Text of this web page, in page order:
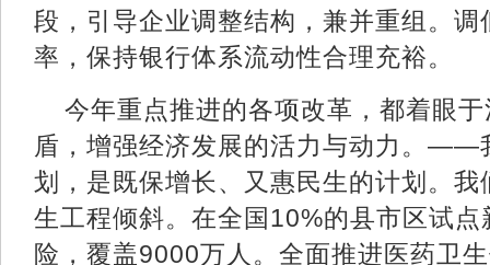
段，引导企业调整结构，兼并重组。
率，保持银行体系流动性合理充裕。
今年重点推进的各项改革，都着眼
盾，增强经济发展的活力与动力。——
划，是既保增长、又惠民生的计划。
生工程倾斜。在全国10%的县市区试
险，覆盖9000万人。全面推进医药卫